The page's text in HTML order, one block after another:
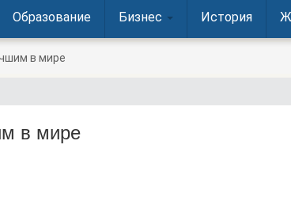
Образование Бизнес История
в мире
в мире